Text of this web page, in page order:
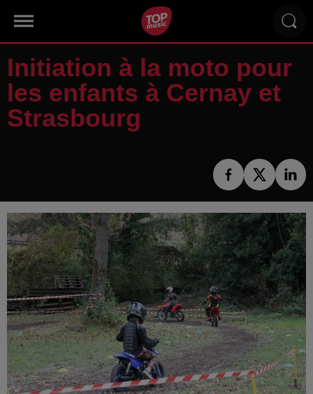
Initiation à la moto pour
les enfants à Cernay et
Strasbourg